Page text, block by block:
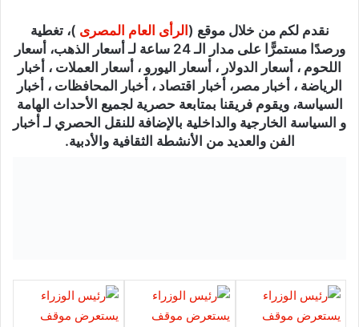
نقدم لكم من خلال موقع (الرأى العام المصرى )، تغطية
ورصدًا مستمرًّا على مدار الـ 24 ساعة لـ أسعار الذهب، أسعار
اللحوم ، أسعار الدولار ، أسعار اليورو ، أسعار العملات ، أخبار
الرياضة ، أخبار مصر، أخبار اقتصاد ، أخبار المحافظات ، أخبار
السياسة، ويقوم فريقنا بمتابعة حصرية لجميع الأحداث الهامة
و السياسة الخارجية والداخلية بالإضافة للنقل الحصري لـ أخبار
الفن والعديد من الأنشطة الثقافية والأدبية.